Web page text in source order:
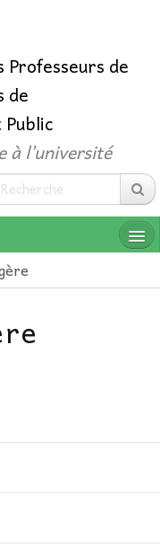
Professeurs de
de
Public
à l’université